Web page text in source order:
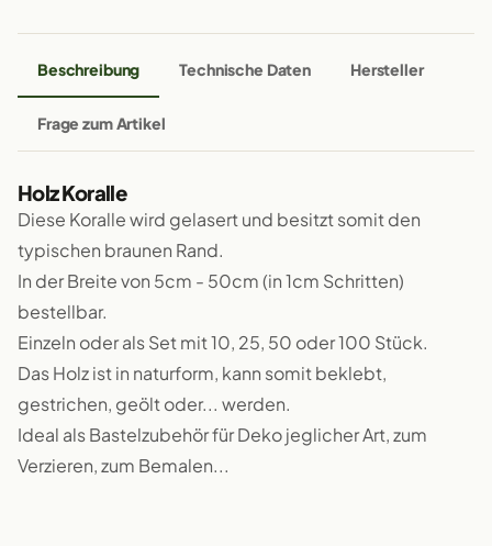
Beschreibung Technische Daten Hersteller
Frage zum Artikel
Holz Koralle
Diese Koralle wird gelasert und besitzt somit den
typischen braunen Rand.
In der Breite von 5cm - 50cm (in 1cm Schritten)
bestellbar.
Einzeln oder als Set mit 10, 25, 50 oder 100 Stück.
Das Holz ist in naturform, kann somit beklebt,
gestrichen, geölt oder... werden.
Ideal als Bastelzubehör für Deko jeglicher Art, zum
Verzieren, zum Bemalen...